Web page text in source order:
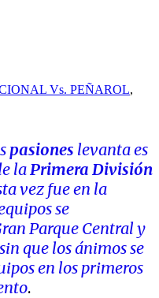
Vs. PEÑAROL,
pasiones levanta es
la Primera División
vez fue en la
se
Parque Central y
que los ánimos se
en los primeros
.